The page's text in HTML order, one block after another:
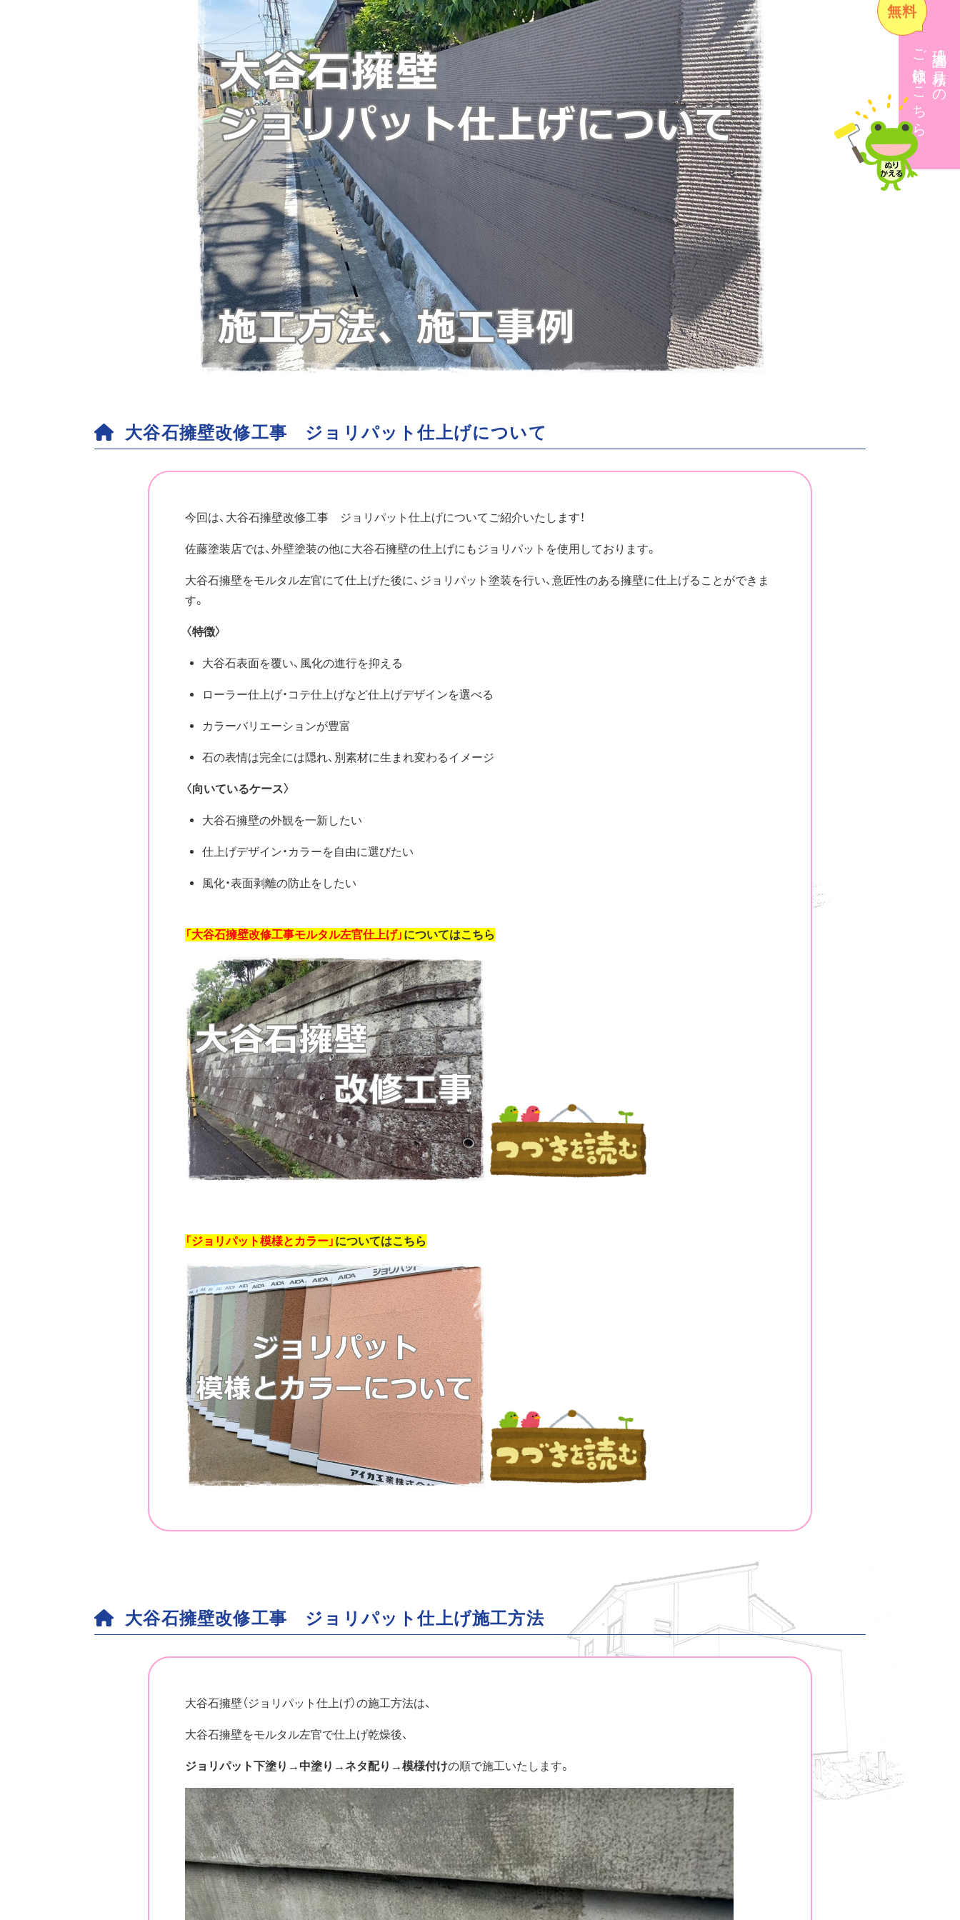
現地調査・見積りの
ご依頼はこちら
無料
大谷石擁壁改修工事 ジョリパット仕上げについて
今回は、大谷石擁壁改修工事 ジョリパット仕上げについてご紹介いたします！
佐藤塗装店では、外壁塗装の他に大谷石擁壁の仕上げにもジョリパットを使用しております。
大谷石擁壁をモルタル左官にて仕上げた後に、ジョリパット塗装を行い、意匠性のある擁壁に仕上げることができま
す。
〈特徴〉
大谷石表面を覆い、風化の進行を抑える
ローラー仕上げ・コテ仕上げなど仕上げデザインを選べる
カラーバリエーションが豊富
石の表情は完全には隠れ、別素材に生まれ変わるイメージ
〈向いているケース〉
大谷石擁壁の外観を一新したい
仕上げデザイン・カラーを自由に選びたい
風化・表面剥離の防止をしたい
「大谷石擁壁改修工事モルタル左官仕上げ」 についてはこちら
「ジョリパット模様とカラー」 についてはこちら
大谷石擁壁改修工事 ジョリパット仕上げ施工方法
大谷石擁壁（ジョリパット仕上げ）の施工方法は、
大谷石擁壁をモルタル左官で仕上げ乾燥後、
ジョリパット下塗り→中塗り→ネタ配り→模様付けの順で施工いたします。